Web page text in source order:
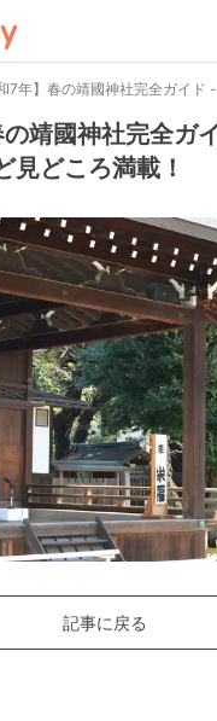
和7年】春の靖國神社完全ガイ
の靖國神社完全ガ
見どころ満載！
記事に戻る